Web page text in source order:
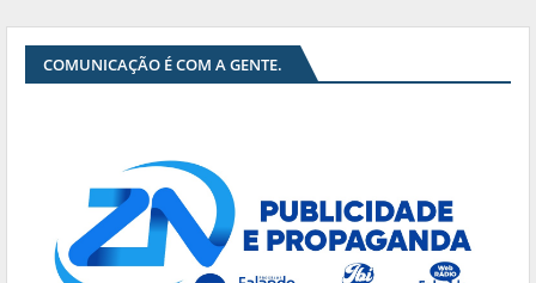
COMUNICAÇÃO É COM A GENTE.